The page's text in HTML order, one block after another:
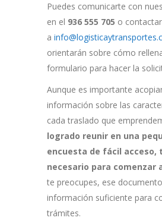
Puedes comunicarte con
en el 936 555 705 o
a
orientarán sobre cómo
formulario para hacer la
Aunque es importante
información sobre las
cada traslado que
logrado reunir en una
encuesta de fácil acceso,
necesario para comenzar
te preocupes, ese
información suficiente para
trámites.